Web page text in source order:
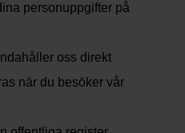
personuppgifter på
oss direkt
när du besöker vår